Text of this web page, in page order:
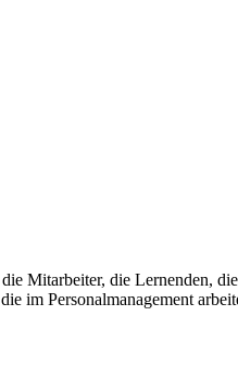
Mitarbeiter, die Lernenden,
im Personalmanagement